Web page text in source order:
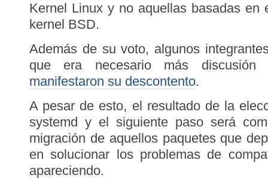
Kernel Linux y no aquellas basadas en
kernel BSD.
Además de su voto, algunos
que era necesario más
manifestaron su descontento.
A pesar de esto, el resultado de la
systemd y el siguiente paso será
migración de aquellos paquetes que
en solucionar los problemas de
apareciendo.